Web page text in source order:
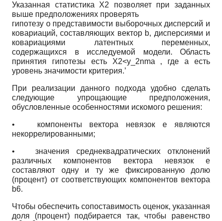
Указанная статистика X2 позволяет при заданных
выше предположениях проверять
гипотезу о представимости выборочных дисперсий и
ковариаций, составляющих вектор b, дисперсиями и
ковариациями латентных переменных,
содержащихся в исследуемой модели. Область
принятия гипотезы есть X2<y_2nma , где а есть
уровень значимости критерия.’
При реализации данного подхода удобно сделать
следующие упрощающие предположения,
обусловленные особенностями искомого решения:
• компоненты вектора невязок е являются
некоррелированными;
•значения среднеквадратических отклонений
различных компонентов вектора невязок е
составляют одну и ту же фиксированную долю
(процент) от соответствующих компонентов вектора
b6.
Чтобы обеспечить сопоставимость оценок, указанная
доля (процент) подбирается так, чтобы равенство